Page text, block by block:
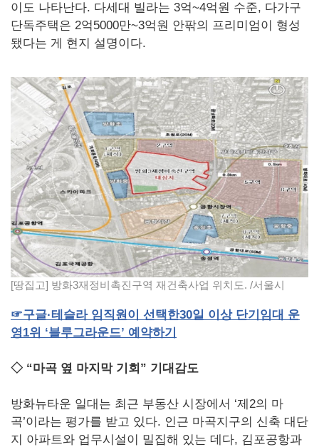
이도 나타난다. 다세대 빌라는 3억~4억원 수준, 다가구
단독주택은 2억5000만~3억원 안팎의 프리미엄이 형성
됐다는 게 현지 설명이다.
[땅집고] 방화3재정비촉진구역 재건축사업 위치도. /서울시
☞구글·테슬라 임직원이 선택한30일 이상 단기임대 운
영1위 ‘블루그라운드’ 예약하기
◇ “마곡 옆 마지막 기회” 기대감도
방화뉴타운 일대는 최근 부동산 시장에서 ‘제2의 마
곡’이라는 평가를 받고 있다. 인근 마곡지구의 신축 대단
지 아파트와 업무시설이 밀집해 있는 데다, 김포공항과